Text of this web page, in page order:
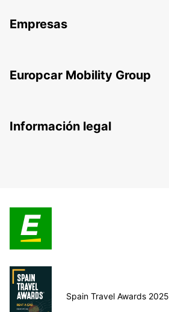
Empresas
Europcar Mobility Group
Información legal
Spain Travel Awards 2025